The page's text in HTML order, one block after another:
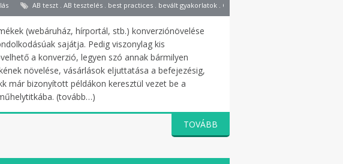
AB teszt . AB tesztelés . best practices . bevált gyakorlatok . CRO . esettanulmány .
(webáruház, hírportál, stb.) konverziónövelése
sajátja. Pedig viszonylag kis
a konverzió, legyen szó annak bármilyen
növelése, vásárlások eljuttatása a befejezésig,
már bizonyított példákon keresztül vezet be a
(tovább…)
TOVÁBB